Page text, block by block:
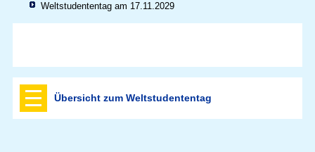
Weltstudententag am 17.11.2029
Übersicht zum Weltstudententag